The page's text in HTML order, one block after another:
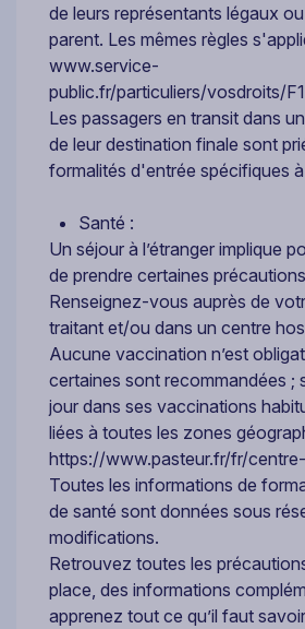
de leurs représentants légaux
parent. Les mêmes règles
www.service-
public.fr/particuliers/vosdroits/
Les passagers en transit dans
de leur destination finale sont
formalités d'entrée spécifiques
Santé :
Un séjour à l’étranger implique
de prendre certaines
Renseignez-vous auprès de
traitant et/ou dans un centre
Aucune vaccination n’est
certaines sont recommandées ;
jour dans ses vaccinations
liées à toutes les zones
https://www.pasteur.fr/fr/
Toutes les informations de
de santé sont données sous
modifications.
Retrouvez toutes les
place, des informations
apprenez tout ce qu’il faut